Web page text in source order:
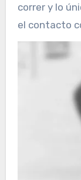
correr y lo
el contacto